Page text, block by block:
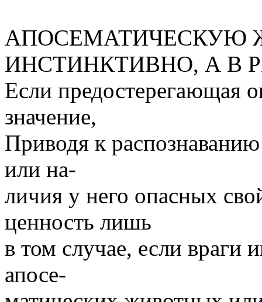
АПОСЕМАТИЧЕСКУЮ
ИНСТИНКТИВНО, А В
Если предостерегающая
значение,
Приводя к
или на-
личия у него опасных
ценность лишь
в том случае, если враги
апосе-